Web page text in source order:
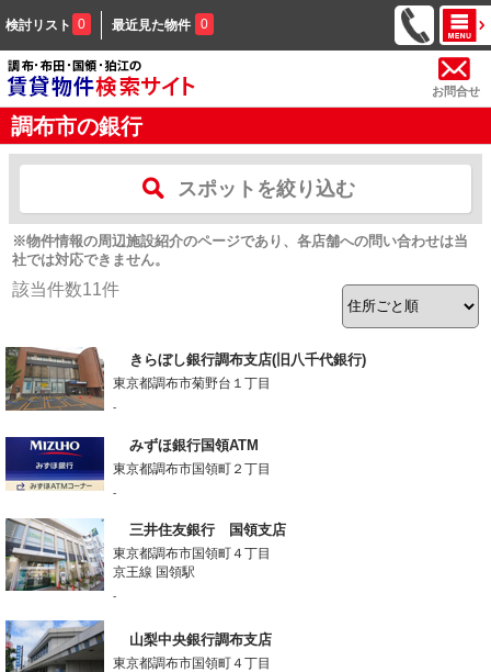
検討リスト 0 最近見た物件 0
お問合せ
調布市の銀行
スポットを絞り込む
※物件情報の周辺施設紹介のページであり、各店舗への問い合わせは当
社では対応できません。
該当件数11件
きらぼし銀行調布支店(旧八千代銀行)
東京都調布市菊野台１丁目
-
みずほ銀行国領ATM
東京都調布市国領町２丁目
-
三井住友銀行 国領支店
東京都調布市国領町４丁目
京王線 国領駅
-
山梨中央銀行調布支店
東京都調布市国領町４丁目